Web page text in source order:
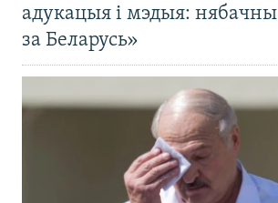
адукацыя і мэдыя:
за Беларусь»